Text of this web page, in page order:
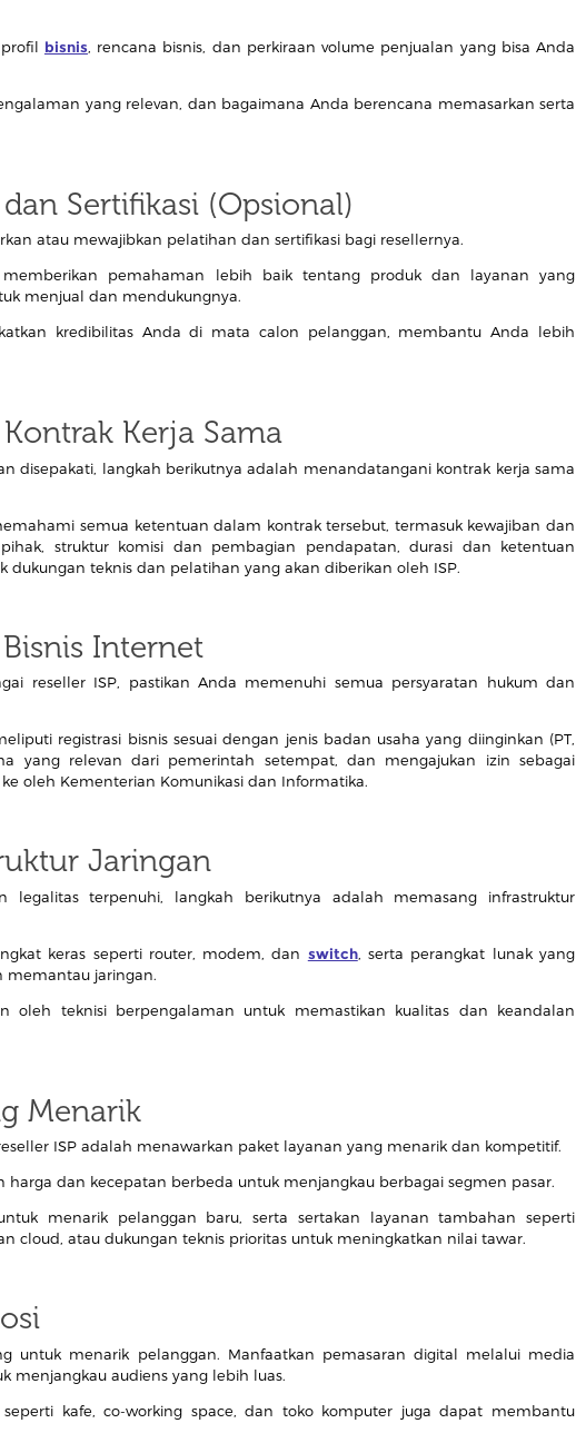
bisnis , rencana bisnis, dan perkiraan volume penjualan yang bisa Anda
yang relevan, dan bagaimana Anda berencana memasarkan serta
Sertifikasi (Opsional)
atau mewajibkan pelatihan dan sertifikasi bagi resellernya.
pemahaman lebih baik tentang produk dan layanan yang
menjual dan mendukungnya.
kredibilitas Anda di mata calon pelanggan, membantu Anda lebih
Kerja Sama
disepakati, langkah berikutnya adalah menandatangani kontrak kerja sama
semua ketentuan dalam kontrak tersebut, termasuk kewajiban dan
struktur komisi dan pembagian pendapatan, durasi dan ketentuan
dukungan teknis dan pelatihan yang akan diberikan oleh ISP.
Internet
reseller ISP, pastikan Anda memenuhi semua persyaratan hukum dan
registrasi bisnis sesuai dengan jenis badan usaha yang diinginkan (PT,
yang relevan dari pemerintah setempat, dan mengajukan izin sebagai
ke oleh Kementerian Komunikasi dan Informatika.
Jaringan
legalitas terpenuhi, langkah berikutnya adalah memasang infrastruktur
keras seperti router, modem, dan switch, serta perangkat lunak yang
memantau jaringan.
oleh teknisi berpengalaman untuk memastikan kualitas dan keandalan
Menarik
ISP adalah menawarkan paket layanan yang menarik dan kompetitif.
harga dan kecepatan berbeda untuk menjangkau berbagai segmen pasar.
menarik pelanggan baru, serta sertakan layanan tambahan seperti
cloud, atau dukungan teknis prioritas untuk meningkatkan nilai tawar.
untuk menarik pelanggan. Manfaatkan pemasaran digital melalui media
menjangkau audiens yang lebih luas.
kafe, co-working space, dan toko komputer juga dapat membantu